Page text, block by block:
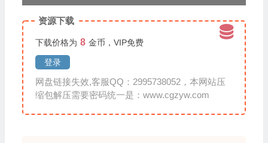
资源下载
下载价格为 8 金币，VIP免费
登录
网盘链接失效,客服QQ：2995738052，本网站压
缩包解压需要密码统一是：www.cgzyw.com